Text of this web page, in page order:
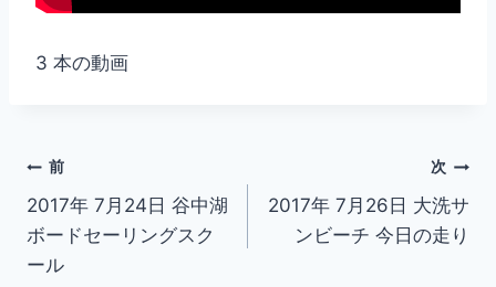
3 本の動画
投
稿
ナ
前
2017年 7月24日 谷中湖
ボードセーリングスク
ール
次
2017年 7月26日 大洗サ
ンビーチ 今日の走り